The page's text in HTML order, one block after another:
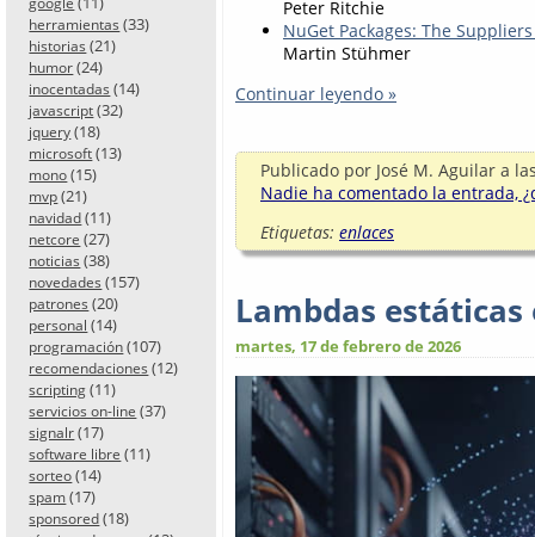
herramientas (33)
historias (21)
humor (24)
inocentadas (14)
javascript (32)
jquery (18)
microsoft (13)
mono (15)
mvp (21)
navidad (11)
netcore (27)
noticias (38)
novedades (157)
patrones (20)
personal (14)
programación (107)
recomendaciones (12)
scripting (11)
servicios on-line (37)
signalr (17)
software libre (11)
sorteo (14)
spam (17)
sponsored (18)
Peter Ritchie
NuGet Packages: The
Martin Stühmer
Continuar leyendo »
Publicado por José M. Aguilar a
Nadie ha comentado la entrada,
Etiquetas: enlaces
Lambdas
martes, 17 de febrero de 2026